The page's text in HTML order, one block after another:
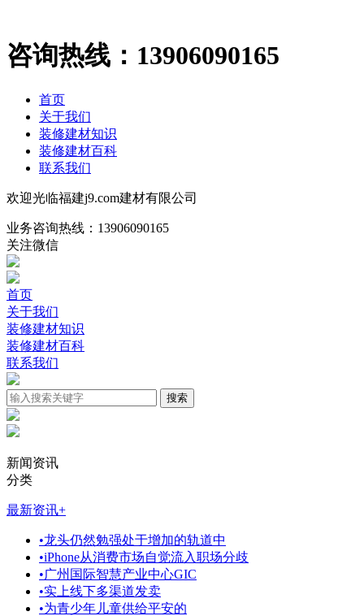
咨询热线： 13906090165
首页
关于我们
装修建材知识
装修建材百科
联系我们
欢迎光临福建j9.com建材有限公司
业务咨询热线： 13906090165
关注微信
首页
关于我们
装修建材知识
装修建材百科
联系我们
新闻资讯
分类
最新资讯+
•龙头仍然勉强处于增加的轨道中
•iPhone从消费市场自觉流入职场分歧
•广州国际智慧产业中心GIC
•实上线下多渠道发卖
•为青少年儿童供给平安的